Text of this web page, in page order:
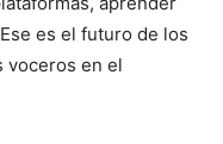
es el futuro de los
voceros en el